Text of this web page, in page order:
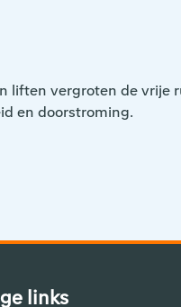
liften vergroten de vrije
en doorstroming.
links